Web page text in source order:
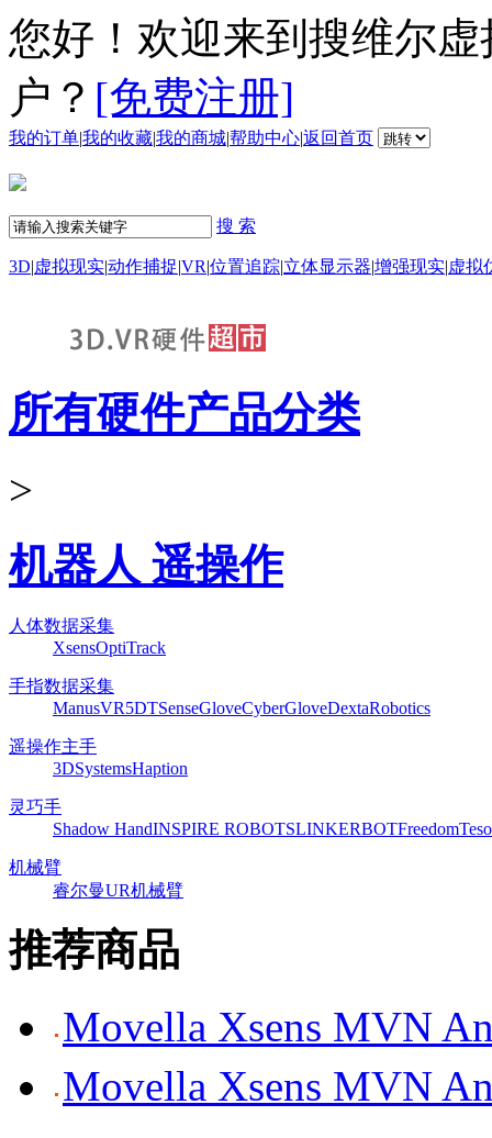
您好！欢迎来到搜维尔
户？ [免费注册]
我的订单|我的收藏|我的商城|帮助中心|返回首页
搜 索
3D|虚拟现实|动作捕捉|VR|位置追踪|立体显示器|增强现实|虚拟
所有硬件产品分类
>
机器人 遥操作
人体数据采集
XsensOptiTrack
手指数据采集
ManusVR5DTSenseGloveCyberGloveDextaRobotics
遥操作主手
3DSystemsHaption
灵巧手
Shadow HandINSPIRE ROBOTSLINKERBOTFreedom
机械臂
睿尔曼UR机械臂
推荐商品
Movella Xsens MVN
Movella Xsens MVN